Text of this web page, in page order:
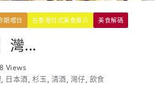
期嚐日 在香港日式美食推介 美食解碼
灣...
Views
, 日本酒, 杉玉, 清酒, 灣仔, 飲食